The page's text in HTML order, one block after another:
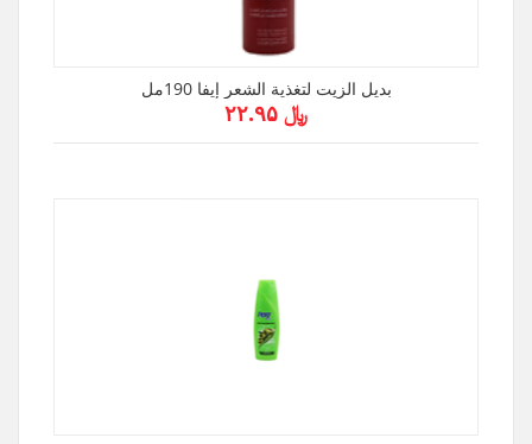
بديل الزيت لتغذية الشعر إيفا 190مل
﷼ ۲۲.۹۵